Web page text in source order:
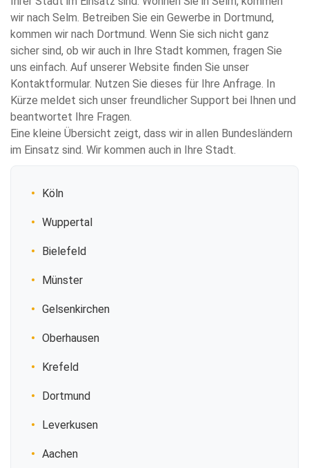
wir nach Selm. Betreiben Sie ein Gewerbe in Dortmund,
kommen wir nach Dortmund. Wenn Sie sich nicht ganz
sicher sind, ob wir auch in Ihre Stadt kommen, fragen Sie
uns einfach. Auf unserer Website finden Sie unser
Kontaktformular. Nutzen Sie dieses für Ihre Anfrage. In
Kürze meldet sich unser freundlicher Support bei Ihnen und
beantwortet Ihre Fragen.
Eine kleine Übersicht zeigt, dass wir in allen Bundesländern
im Einsatz sind. Wir kommen auch in Ihre Stadt.
Köln
Wuppertal
Bielefeld
Münster
Gelsenkirchen
Oberhausen
Krefeld
Dortmund
Leverkusen
Aachen